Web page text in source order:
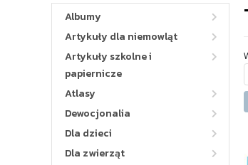
Albumy
Artykuły dla niemowląt
Artykuły szkolne i
papiernicze
Atlasy
Dewocjonalia
Dla dzieci
Dla zwierząt